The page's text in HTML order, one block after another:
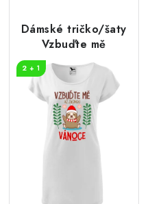
Dámské tričko/šaty
Vzbuďte mě
2 + 1